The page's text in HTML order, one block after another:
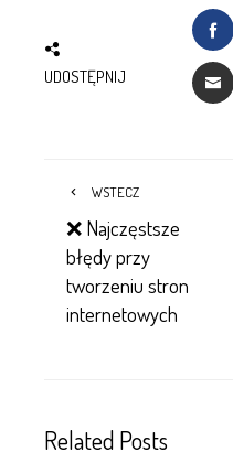
UDOSTĘPNIJ
WSTECZ
❌ Najczęstsze
błędy przy
tworzeniu stron
internetowych
Related Posts